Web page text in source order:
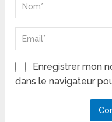
Enregistrer mon
dans le navigateur